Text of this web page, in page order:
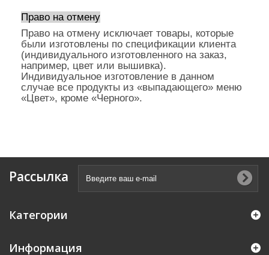
Право на отмену
Право на отмену исключает товары, которые
были изготовлены по спецификации клиента
(индивидуального изготовленного на заказ,
например, цвет или вышивка).
Индивидуальное изготовление в данном
случае все продукты из «выпадающего» меню
«Цвет», кроме «Черного».
Рассылка
Категории
Информация